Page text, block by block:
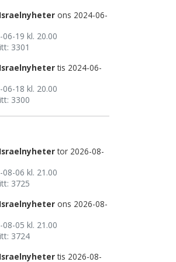
ons 2024-06-
06-19 kl. 20.00
3301
tis 2024-06-
06-18 kl. 20.00
3300
tor 2026-08-
08-06 kl. 21.00
3725
ons 2026-08-
08-05 kl. 21.00
3724
tis 2026-08-